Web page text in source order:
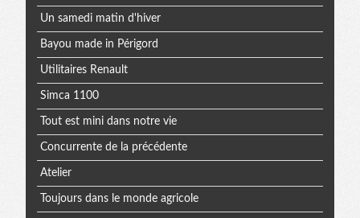
Un samedi matin d'hiver
Bayou made in Périgord
Utilitaires Renault
Simca 1100
Tout est mini dans notre vie
Concurrente de la précédente
Atelier
Toujours dans le monde agricole